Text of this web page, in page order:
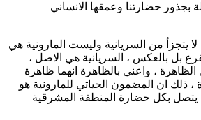
بجذور حضارتنا وعمقها الانساني
يتجزأ من السريانية وليست المارونية هي
بل بالعكس ، السريانية هي الاصل ،
، واعني بالظاهرة انهما ظاهرة
ذلك ان المضمون الحياتي للمارونية هو